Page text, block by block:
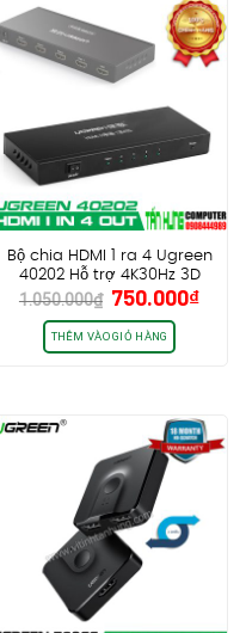
Bộ chia HDMI 1 ra 4 Ugreen
40202 Hỗ trợ 4K30Hz 3D
HDCP
1.050.000₫ Giá
gốc
là:
1.050.000₫.
750.000₫Giá
THÊM VÀO GIỎ HÀNG